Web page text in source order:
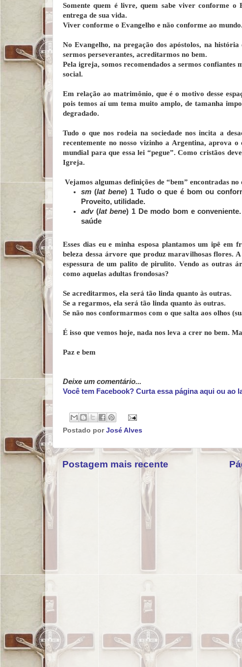
Somente quem é livre, quem sabe viver conforme o
entrega de sua vida.
Viver conforme o Evangelho e não conforme ao mundo.
No Evangelho, na pregação dos apóstolos, na
sermos perseverantes, acreditarmos no bem.
Pela igreja, somos recomendados a sermos confiantes
social.
Em relação ao matrimônio, que é o motivo desse
pois temos aí um tema muito amplo, de tamanha
degradado.
Tudo o que nos rodeia na sociedade nos incita a
recentemente no nosso vizinho a Argentina, aprova o
mundial para que essa lei “pegue”. Como cristãos
Igreja.
Vejamos algumas definições de “bem” encontradas
sm (lat bene) 1 Tudo o que é bom ou
Proveito, utilidade.
adv(lat bene) 1 De modo bom e conveniente.
saúde
Esses dias eu e minha esposa plantamos um ipê em
beleza dessa árvore que produz maravilhosas flores.
espessura de um palito de pirulito. Vendo as outras
como aquelas adultas frondosas?
Se acreditarmos, ela será tão linda quanto às outras.
Se a regarmos, ela será tão linda quanto às outras.
Se não nos conformarmos com o que salta aos olhos
É isso que vemos hoje, nada nos leva a crer no bem.
Paz e bem
Deixe um comentário...
Você tem Facebook? Curta essa página aqui ou ao
Postado por José Alves
Postagem mais recente